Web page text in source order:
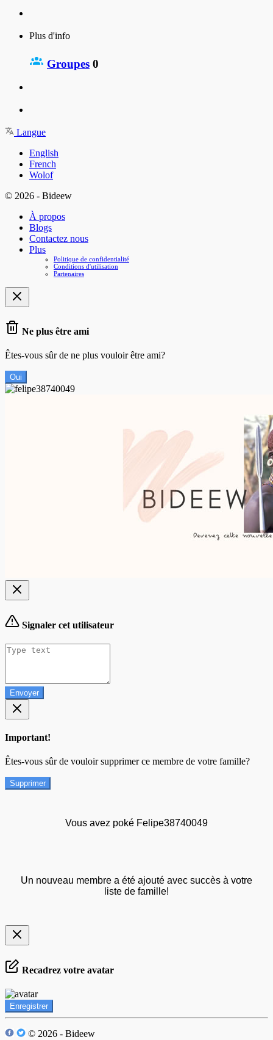
Plus d'info
Groupes 0
Langue
English
French
Wolof
© 2026 - Bideew
À propos
Blogs
Contactez nous
Plus
Politique de confidentialité
Conditions d'utilisation
Partenaires
Ne plus être ami
Êtes-vous sûr de ne plus vouloir être ami?
Oui
Signaler cet utilisateur
Envoyer
Important!
Êtes-vous sûr de vouloir supprimer ce membre de votre famille?
Supprimer
Vous avez poké Felipe38740049
Un nouveau membre a été ajouté avec succès à votre
liste de famille!
Recadrez votre avatar
Enregistrer
© 2026 - Bideew